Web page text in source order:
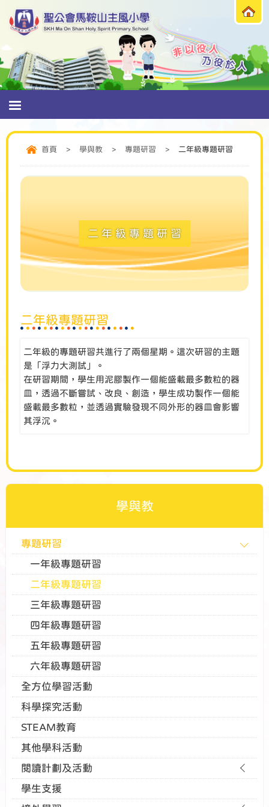
首頁 > 學與教 > 專題研習 > 二年級專題研習
二年級專題研習
二年級專題研習
二年級的專題研習共進行了兩個星期。這次研習的主題
是「浮力大測試」。
在研習期間，學生用泥膠製作一個能盛載最多數粒的器
皿，透過不斷嘗試、改良、創造，學生成功製作一個能
盛載最多數粒，並透過實驗發現不同外形的器皿會影響
其浮沉。
學與教
專題研習
一年級專題研習
二年級專題研習
三年級專題研習
四年級專題研習
五年級專題研習
六年級專題研習
全方位學習活動
科學探究活動
STEAM教育
其他學科活動
閱讀計劃及活動
學生支援